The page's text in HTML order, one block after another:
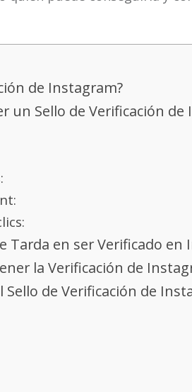
de Instagram?
un Sello de Verificación
Tarda en ser Verificado en
la Verificación de
Sello de Verificación de